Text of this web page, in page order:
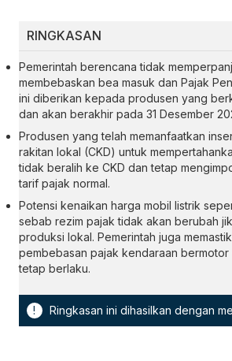
RINGKASAN
Pemerintah berencana tidak
membebaskan bea masuk dan Pajak
ini diberikan kepada produsen yang
dan akan berakhir pada 31 Desember
Produsen yang telah memanfaatkan
rakitan lokal (CKD) untuk
tidak beralih ke CKD dan tetap
tarif pajak normal.
Potensi kenaikan harga mobil listrik
sebab rezim pajak tidak akan berubah
produksi lokal. Pemerintah juga
pembebasan pajak kendaraan bermotor
tetap berlaku.
! Ringkasan ini dihasilkan dengan